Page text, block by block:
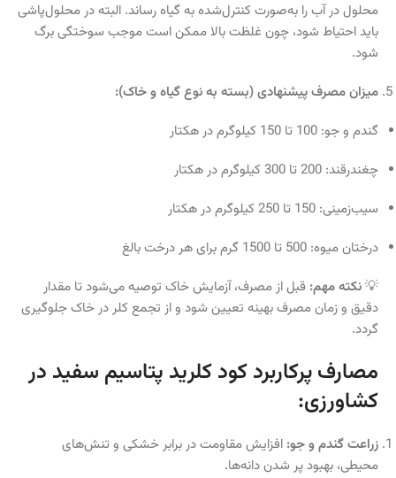
محلول در آب را به‌صورت کنترل‌شده به گیاه رساند. البته در محلول‌پاشی
باید احتیاط شود، چون غلظت بالا ممکن است موجب سوختگی برگ
شود.
میزان مصرف پیشنهادی (بسته به نوع گیاه و خاک):
گندم و جو: 100 تا 150 کیلوگرم در هکتار
چغندرقند: 200 تا 300 کیلوگرم در هکتار
سیب‌زمینی: 150 تا 250 کیلوگرم در هکتار
درختان میوه: 500 تا 1500 گرم برای هر درخت بالغ
💡نکته مهم: قبل از مصرف، آزمایش خاک توصیه می‌شود تا مقدار
دقیق و زمان مصرف بهینه تعیین شود و از تجمع کلر در خاک جلوگیری
گردد.
مصارف پرکاربرد کود کلرید پتاسیم سفید در
کشاورزی:
زراعت گندم و جو: افزایش مقاومت در برابر خشکی و تنش‌های
محیطی، بهبود پر شدن دانه‌ها.